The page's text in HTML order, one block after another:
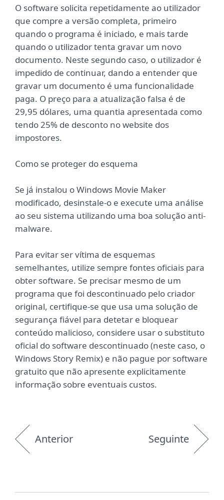
O software solicita repetidamente ao utilizador
que compre a versão completa, primeiro
quando o programa é iniciado, e mais tarde
quando o utilizador tenta gravar um novo
documento. Neste segundo caso, o utilizador é
impedido de continuar, dando a entender que
gravar um documento é uma funcionalidade
paga. O preço para a atualização falsa é de
29,95 dólares, uma quantia apresentada como
tendo 25% de desconto no website dos
impostores.
Como se proteger do esquema
Se já instalou o Windows Movie Maker
modificado, desinstale-o e execute uma análise
ao seu sistema utilizando uma boa solução anti-
malware.
Para evitar ser vítima de esquemas
semelhantes, utilize sempre fontes oficiais para
obter software. Se precisar mesmo de um
programa que foi descontinuado pelo criador
original, certifique-se que usa uma solução de
segurança fiável para detetar e bloquear
conteúdo malicioso, considere usar o substituto
oficial do software descontinuado (neste caso, o
Windows Story Remix) e não pague por software
gratuito que não apresente explicitamente
informação sobre eventuais custos.
Anterior Seguinte